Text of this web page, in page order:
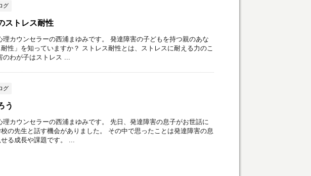
グ
ストレス耐性
理カウンセラーの西浦まゆみです。 発達障害の子どもを持つ親のあな
性」を知っていますか？ ストレス耐性とは、ストレスに耐える力のこ
のわが子はストレス ...
グ
う
理カウンセラーの西浦まゆみです。 先日、発達障害の息子がお世話に
の先生と話す機会がありました。 その中で思ったことは発達障害の息
る成長や課題です。 ...